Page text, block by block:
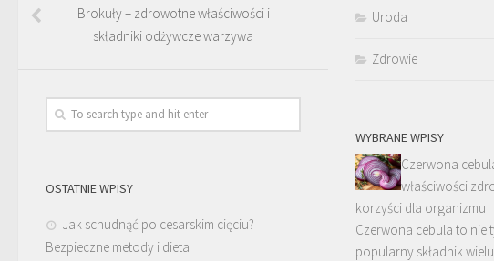
Brokuły – zdrowotne właściwości i
składniki odżywcze warzywa
OSTATNIE WPISY
Jak schudnąć po cesarskim cięciu?
Bezpieczne metody i dieta
Uroda
Zdrowie
WYBRANE WPISY
Czerwona
właściwości
korzyści dla organizmu
Czerwona cebula to nie
popularny składnik wielu